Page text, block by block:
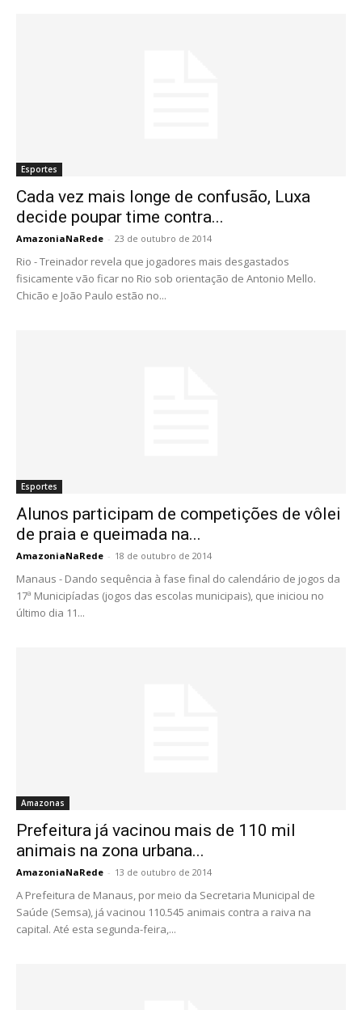
Esportes
Cada vez mais longe de confusão, Luxa
decide poupar time contra...
AmazoniaNaRede - 23 de outubro de 2014
Rio - Treinador revela que jogadores mais desgastados
fisicamente vão ficar no Rio sob orientação de Antonio Mello.
Chicão e João Paulo estão no...
Esportes
Alunos participam de competições de vôlei
de praia e queimada na...
AmazoniaNaRede - 18 de outubro de 2014
Manaus - Dando sequência à fase final do calendário de jogos da
17ª Municipíadas (jogos das escolas municipais), que iniciou no
último dia 11...
Amazonas
Prefeitura já vacinou mais de 110 mil
animais na zona urbana...
AmazoniaNaRede - 13 de outubro de 2014
A Prefeitura de Manaus, por meio da Secretaria Municipal de
Saúde (Semsa), já vacinou 110.545 animais contra a raiva na
capital. Até esta segunda-feira,...